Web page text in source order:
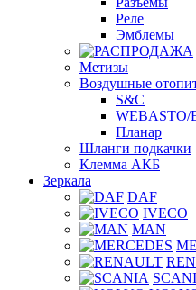
Реле
Эмблемы
Метизы
Воздушные
S&C
WEBASTO/
Планар
Шланги подкачки
Клемма АКБ
Зеркала
DAF
IVECO
MAN